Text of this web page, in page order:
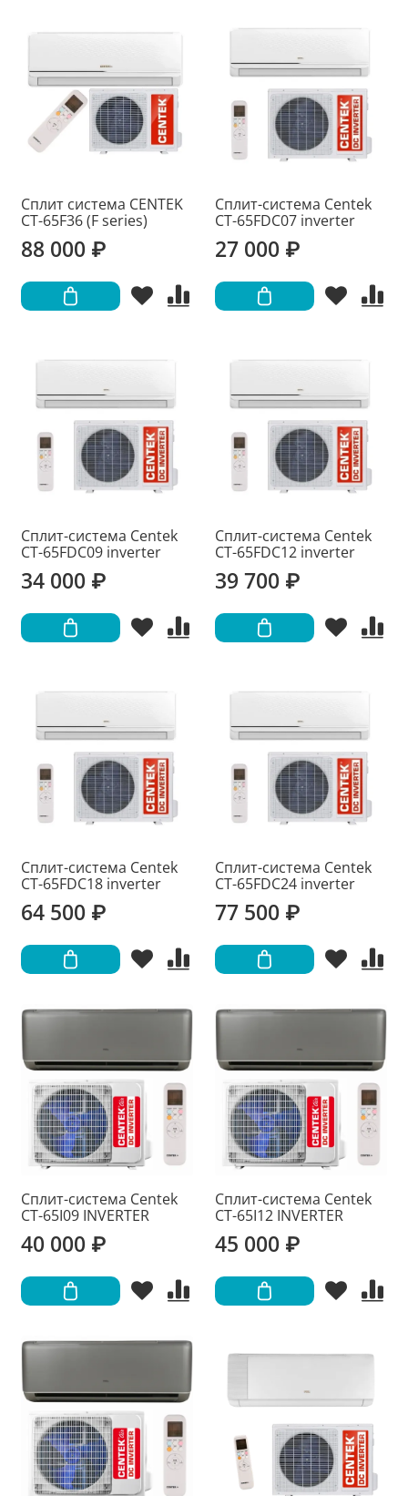
Сплит система CENTEK
CT-65F36 (F series)
88 000 ₽
Сплит-система Centek
CT-65FDC07 inverter
27 000 ₽
Сплит-система Centek
CT-65FDC09 inverter
34 000 ₽
Сплит-система Centek
CT-65FDC12 inverter
39 700 ₽
Сплит-система Centek
CT-65FDC18 inverter
64 500 ₽
Сплит-система Centek
CT-65FDC24 inverter
77 500 ₽
Сплит-система Centek
CT-65I09 INVERTER
40 000 ₽
Сплит-система Centek
CT-65I12 INVERTER
45 000 ₽